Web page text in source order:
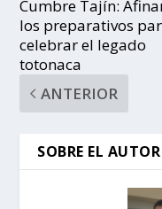
Cumbre Tajín:
los preparativos
celebrar el legado
totonaca
ANTERIOR
SOBRE EL AUTOR